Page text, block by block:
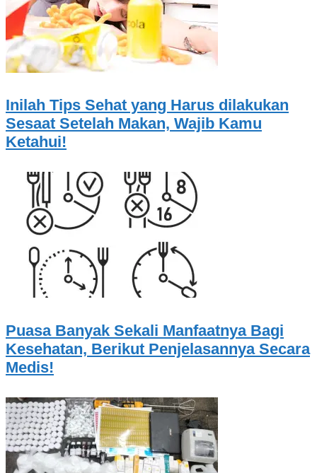
Inilah Tips Sehat yang Harus dilakukan
Sesaat Setelah Makan, Wajib Kamu
Ketahui!
Puasa Banyak Sekali Manfaatnya Bagi
Kesehatan, Berikut Penjelasannya Secara
Medis!